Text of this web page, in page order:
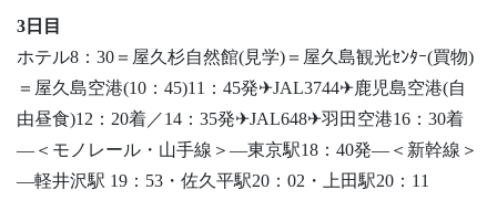
3日目
ホテル8：30＝屋久杉自然館(見学)＝屋久島観光ｾﾝﾀｰ(買物)
＝屋久島空港(10：45)11：45発✈JAL3744✈鹿児島空港(自
由昼食)12：20着／14：35発✈JAL648✈羽田空港16：30着
―＜モノレール・山手線＞―東京駅18：40発―＜新幹線＞
―軽井沢駅 19：53・佐久平駅20：02・上田駅20：11